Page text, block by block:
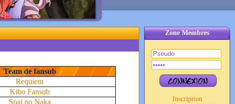
Zone Membres
Inscription
Team de fansub
Requiem
Kibo Fansub
Soai no Naka